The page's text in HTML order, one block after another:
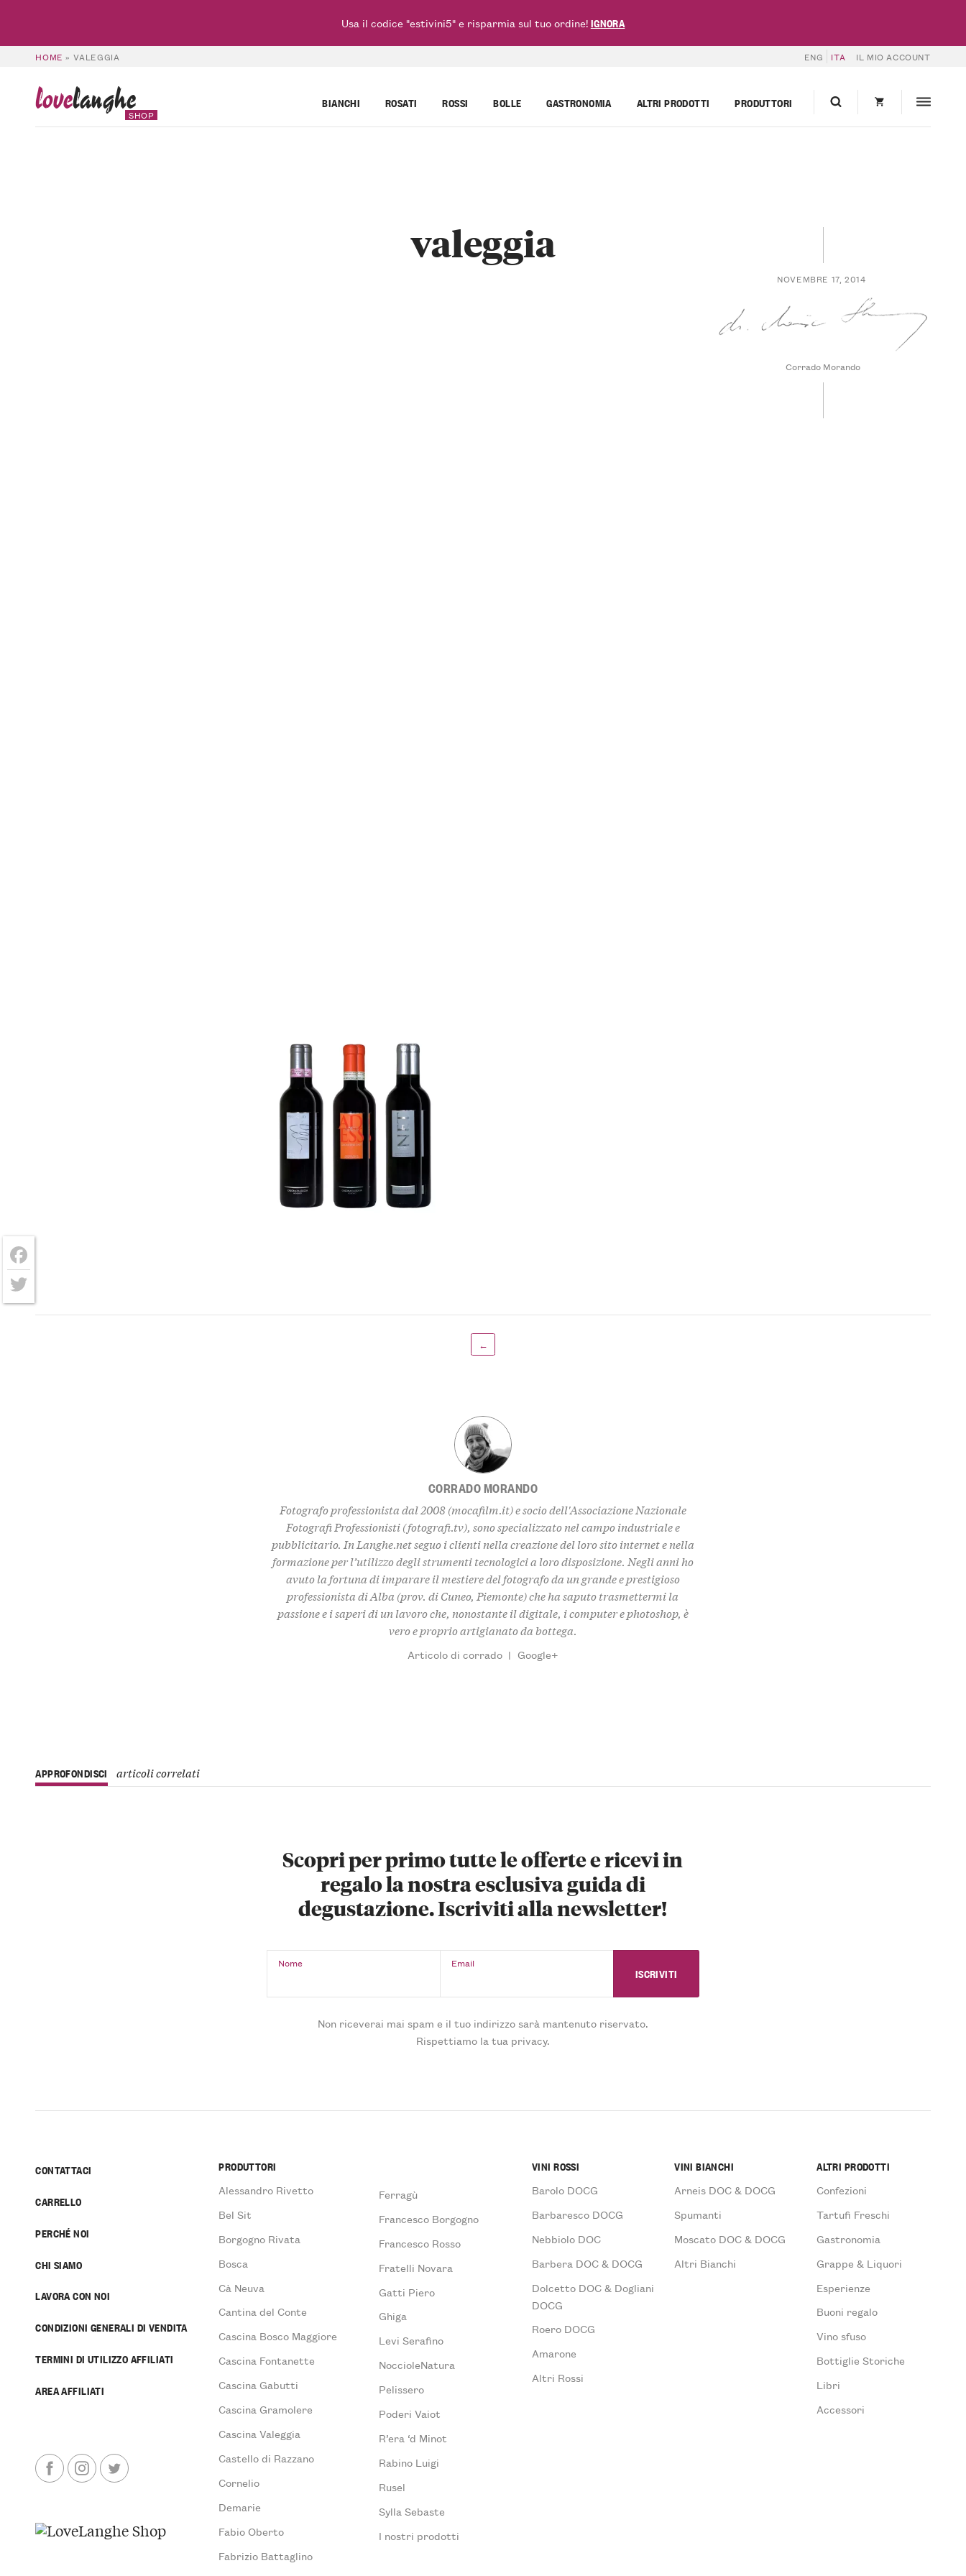
HOME » VALEGGIA ENG ITA IL MIO ACCOUNT
lovelanghe
SHOP
BIANCHI ROSATI ROSSI BOLLE GASTRONOMIA ALTRI PRODOTTI PRODUTTORI
valeggia
NOVEMBRE 17, 2014
Corrado Morando
←
CORRADO MORANDO
Fotografo professionista dal 2008 (mocafilm.it) e socio dell'Associazione Nazionale
Fotografi Professionisti (fotografi.tv), sono specializzato nel campo industriale e
pubblicitario. InLanghe.netseguo i clienti nella creazione del loro sito internet e nella
formazione per l’utilizzo degli strumenti tecnologici a loro disposizione. Negli anni ho
avuto la fortuna di imparare il mestiere del fotografo da un grande e prestigioso
professionista di Alba (prov. di Cuneo, Piemonte) che ha saputo trasmettermi la
passione e i saperi di un lavoro che, nonostante il digitale, i computer e photoshop, è
vero e proprio artigianato da bottega.
Articolo di corrado | Google+
APPROFONDISCI articoli correlati
Scopri per primo tutte le offerte e ricevi in
regalo la nostra esclusiva guida di
degustazione. Iscriviti alla newsletter!
Nome Email
Non riceverai mai spam e il tuo indirizzo sarà mantenuto riservato.
Rispettiamo la tua privacy.
CONTATTACI
CARRELLO
PERCHÉ NOI
CHI SIAMO
LAVORA CON NOI
CONDIZIONI GENERALI DI VENDITA
TERMINI DI UTILIZZO AFFILIATI
AREA AFFILIATI
PRODUTTORI
Alessandro Rivetto
Bel Sit
Borgogno Rivata
Bosca
Cà Neuva
Cantina del Conte
Cascina Bosco Maggiore
Cascina Fontanette
Cascina Gabutti
Cascina Gramolere
Cascina Valeggia
Castello di Razzano
Cornelio
Demarie
Fabio Oberto
Fabrizio Battaglino
Ferragù
Francesco Borgogno
Francesco Rosso
Fratelli Novara
Gatti Piero
Ghiga
Levi Serafino
NoccioleNatura
Pelissero
Poderi Vaiot
R’era ‘d Minot
Rabino Luigi
Rusel
Sylla Sebaste
I nostri prodotti
VINI ROSSI
Barolo DOCG
Barbaresco DOCG
Nebbiolo DOC
Barbera DOC & DOCG
Dolcetto DOC & Dogliani
DOCG
Roero DOCG
Amarone
Altri Rossi
VINI BIANCHI
Arneis DOC & DOCG
Spumanti
Moscato DOC & DOCG
Altri Bianchi
ALTRI PRODOTTI
Confezioni
Tartufi Freschi
Gastronomia
Grappe & Liquori
Esperienze
Buoni regalo
Vino sfuso
Bottiglie Storiche
Libri
Accessori
Facebook
Twitter
Usa il codice "estivini5" e risparmia sul tuo ordine!IGNORA